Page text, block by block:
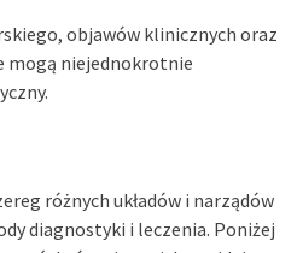
objawów klinicznych oraz
mogą niejednokrotnie
różnych układów i narządów
diagnostyki i leczenia. Poniżej